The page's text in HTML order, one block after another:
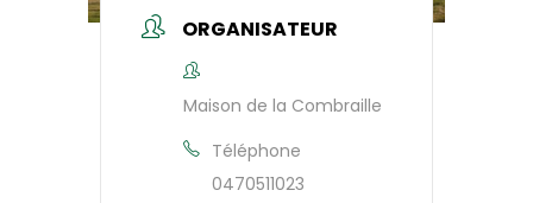
ORGANISATEUR
Maison de la Combraille
Téléphone
0470511023